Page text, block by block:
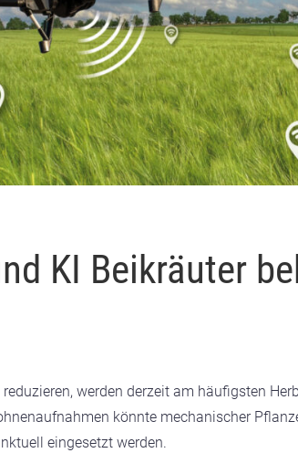
KI Beikräuter
werden derzeit am häufigsten
könnte mechanischer
eingesetzt werden.